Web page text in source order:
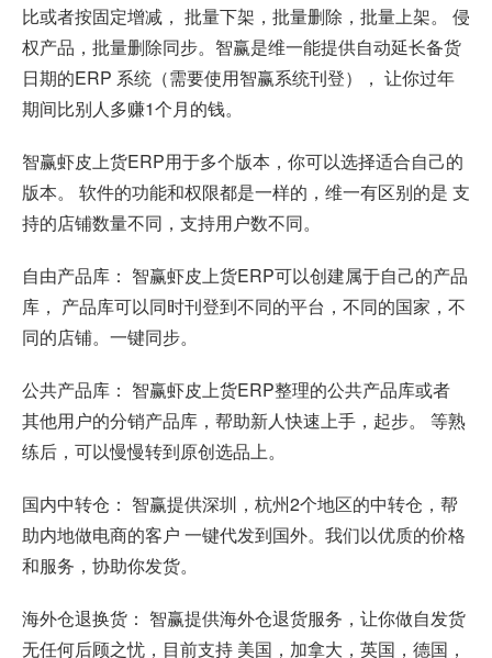
比或者按固定增减， 批量下架，批量删除，批量上架。 侵
权产品，批量删除同步。智赢是维一能提供自动延长备货
日期的ERP 系统（需要使用智赢系统刊登）， 让你过年
期间比别人多赚1个月的钱。
智赢虾皮上货ERP用于多个版本，你可以选择适合自己的
版本。 软件的功能和权限都是一样的，维一有区别的是 支
持的店铺数量不同，支持用户数不同。
自由产品库： 智赢虾皮上货ERP可以创建属于自己的产品
库， 产品库可以同时刊登到不同的平台，不同的国家，不
同的店铺。一键同步。
公共产品库： 智赢虾皮上货ERP整理的公共产品库或者
其他用户的分销产品库，帮助新人快速上手，起步。 等熟
练后，可以慢慢转到原创选品上。
国内中转仓： 智赢提供深圳，杭州2个地区的中转仓，帮
助内地做电商的客户 一键代发到国外。我们以优质的价格
和服务，协助你发货。
海外仓退换货： 智赢提供海外仓退货服务，让你做自发货
无任何后顾之忧，目前支持 美国，加拿大，英国，德国，